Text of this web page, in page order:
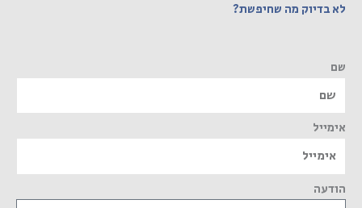
לא בדיוק מה שחיפשת?
שם
אימייל
הודעה